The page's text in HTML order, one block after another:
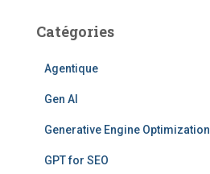
Catégories
Agentique
Gen AI
Generative Engine Optimization
GPT for SEO